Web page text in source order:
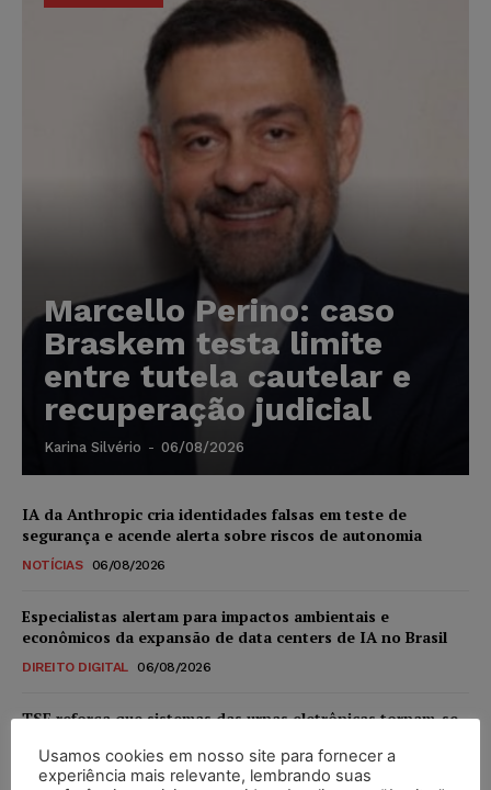
Marcello Perino: caso
Braskem testa limite
entre tutela cautelar e
recuperação judicial
Karina Silvério - 06/08/2026
IA da Anthropic cria identidades falsas em teste de
segurança e acende alerta sobre riscos de autonomia
NOTÍCIAS 06/08/2026
Especialistas alertam para impactos ambientais e
econômicos da expansão de data centers de IA no Brasil
DIREITO DIGITAL 06/08/2026
TSE reforça que sistemas das urnas eletrônicas tornam-se
NOTÍCIAS 06/08/2026
Usamos cookies em nosso site para fornecer a
experiência mais relevante, lembrando suas